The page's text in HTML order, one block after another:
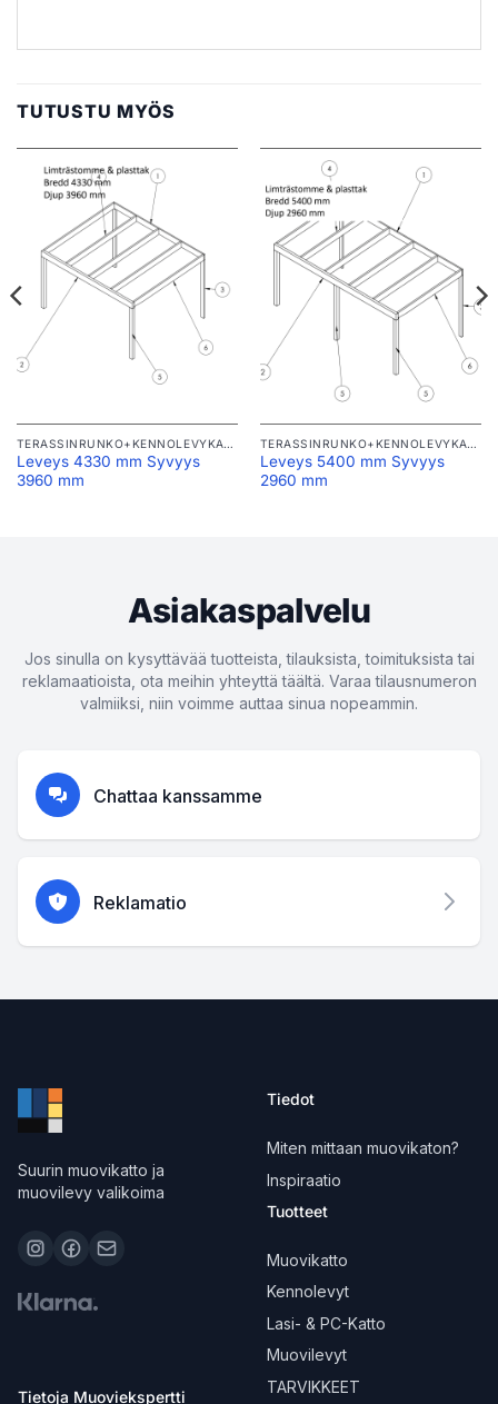
TUTUSTU MYÖS
TERASSINRUNKO+KENNOLEVYKATTO
Leveys 4330 mm Syvyys
3960 mm
TERASSINRUNKO+KENNOLEVYKATTO
Leveys 5400 mm Syvyys
2960 mm
Asiakaspalvelu
Jos sinulla on kysyttävää tuotteista, tilauksista, toimituksista tai
reklamaatioista, ota meihin yhteyttä täältä. Varaa tilausnumeron
valmiiksi, niin voimme auttaa sinua nopeammin.
Chattaa kanssamme
Reklamatio
Suurin muovikatto ja
muovilevy valikoima
Tietoja Muoviekspertti
Tiedot
Miten mittaan muovikaton?
Inspiraatio
Tuotteet
Muovikatto
Kennolevyt
Lasi- & PC-Katto
Muovilevyt
TARVIKKEET